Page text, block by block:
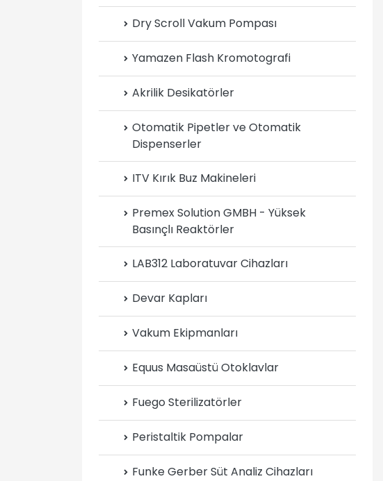
Dry Scroll Vakum Pompası
Yamazen Flash Kromotografi
Akrilik Desikatörler
Otomatik Pipetler ve Otomatik
Dispenserler
ITV Kırık Buz Makineleri
Premex Solution GMBH - Yüksek
Basınçlı Reaktörler
LAB312 Laboratuvar Cihazları
Devar Kapları
Vakum Ekipmanları
Equus Masaüstü Otoklavlar
Fuego Sterilizatörler
Peristaltik Pompalar
Funke Gerber Süt Analiz Cihazları